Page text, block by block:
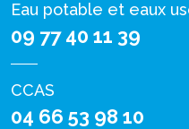
Eau potable et eaux
09 77 40 11 39
CCAS
04 66 53 98 10